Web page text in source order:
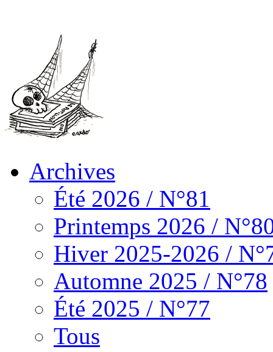
Archives
Été 2026 / N°81
Printemps 2026 /
Hiver 2025-2026 /
Automne 2025 / N°78
Été 2025 / N°77
Tous